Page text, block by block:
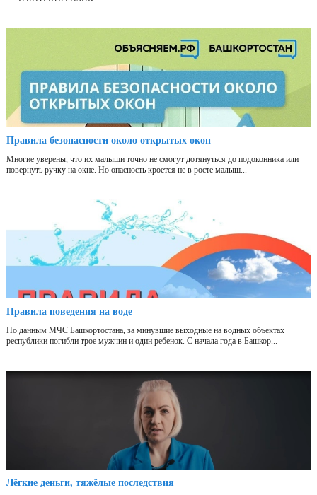
Правила безопасности около открытых окон
Многие уверены, что их малыши точно не смогут дотянуться до подоконника или
повернуть ручку на окне. Но опасность кроется не в росте малыш...
Правила поведения на воде
По данным МЧС Башкортостана, за минувшие выходные на водных объектах
республики погибли трое мужчин и один ребенок. С начала года в Башкор...
Лёгкие деньги, тяжёлые последствия